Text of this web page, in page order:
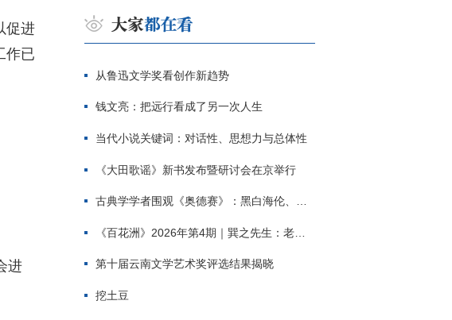
促进
作已
进
从鲁迅文学奖看创作新趋势
钱文亮：把远行看成了另一次人生
当代小说关键词：对话性、思想力与总体性
《大田歌谣》新书发布暨研讨会在京举行
古典学学者围观《奥德赛》：黑白海伦、佩涅罗佩的别针与神秘入侵者
《百花洲》2026年第4期｜巽之先生：老兵朱向前侧记三题
第十届云南文学艺术奖评选结果揭晓
挖土豆